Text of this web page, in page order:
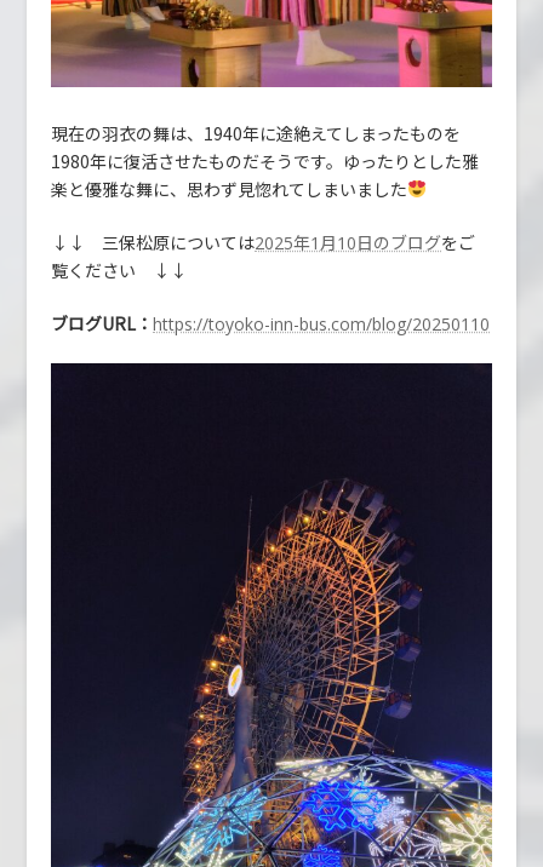
現在の羽衣の舞は、1940年に途絶えてしまったものを
1980年に復活させたものだそうです。ゆったりとした雅
楽と優雅な舞に、思わず見惚れてしまいました
↓↓ 三保松原については2025年1月10日のブログをご
覧ください ↓↓
ブログURL：https://toyoko-inn-bus.com/blog/20250110